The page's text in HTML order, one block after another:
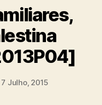
7 Julho, 2015